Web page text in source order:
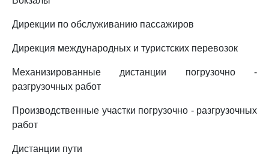
Дирекции по обслуживанию пассажиров
Дирекция международных и туристских перевозок
Механизированные дистанции погрузочно -
разгрузочных работ
Производственные участки погрузочно - разгрузочных
работ
Дистанции пути